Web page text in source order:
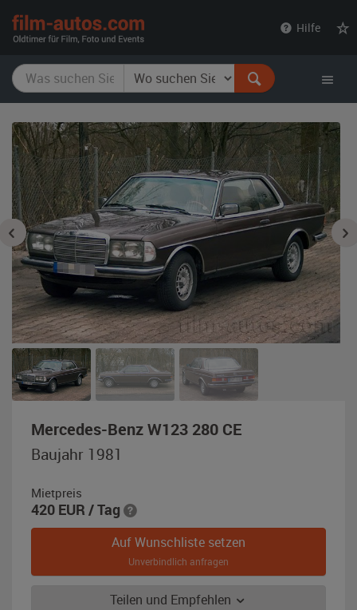
Hilfe
Mercedes-Benz W123 280 CE,
Baujahr 1981
Mietpreis
420 EUR / Tag
Auf Wunschliste setzen
Unverbindlich anfragen
Teilen und Empfehlen